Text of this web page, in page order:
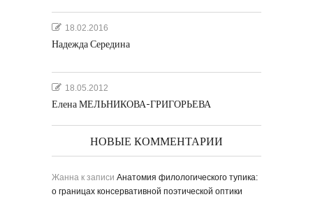
18.02.2016
Надежда Середина
18.05.2012
Елена МЕЛЬНИКОВА-ГРИГОРЬЕВА
НОВЫЕ КОММЕНТАРИИ
Жанна к записи Анатомия филологического тупика:
о границах консервативной поэтической оптики